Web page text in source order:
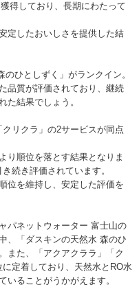
9位 9位 ー
8位 8位 7位
得しており、長期にわたって
定したおいしさを提供した結
ひとしずく」がランクイン。
品質が評価されており、継続
た結果でしょう。
リクラ」の2サービスが同点
り順位を落とす結果となりま
続き評価されています。
位を維持し、安定した評価を
パネットウォーター 富士山の
、「ダスキンの天然水 森のひ
また、「アクアクララ」「ク
定着しており、天然水とRO水
いることがうかがえます。